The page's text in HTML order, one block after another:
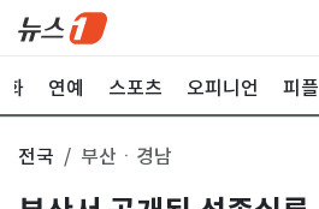
화 연예 스포츠 오피니언 피플
전국 부산ㆍ경남